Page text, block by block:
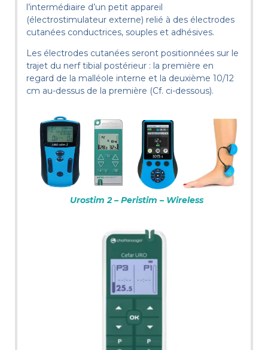
l’intermédiaire d’un petit appareil
(électrostimulateur externe) relié à des électrodes
cutanées conductrices, souples et adhésives.
Les électrodes cutanées seront positionnées sur le
trajet du nerf tibial postérieur : la première en
regard de la malléole interne et la deuxième 10/12
cm au-dessus de la première (Cf. ci-dessous).
Urostim 2– Peristim – Wireless